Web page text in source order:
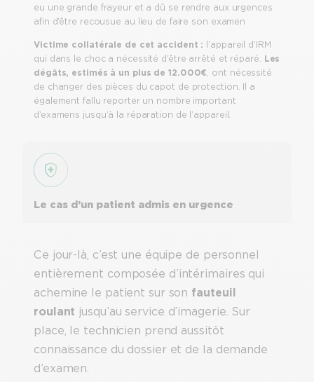
eu une grande frayeur et a dû se rendre aux urgences
afin d’être recousue au lieu de faire son examen
Victime collatérale de cet accident : l’appareil d’IRM
qui dans le choc a nécessité d’être arrêté et réparé. Les
dégâts, estimés à un plus de 12.000€ , ont nécessité
de changer des pièces du capot de protection. Il a
également fallu reporter un nombre important
d’examens jusqu’à la réparation de l’appareil.
Le cas d’un patient admis en urgence
Ce jour-là, c’est une équipe de personnel
entièrement composée d’intérimaires qui
achemine le patient sur son fauteuil
roulant jusqu’au service d’imagerie. Sur
place, le technicien prend aussitôt
connaissance du dossier et de la demande
d’examen.